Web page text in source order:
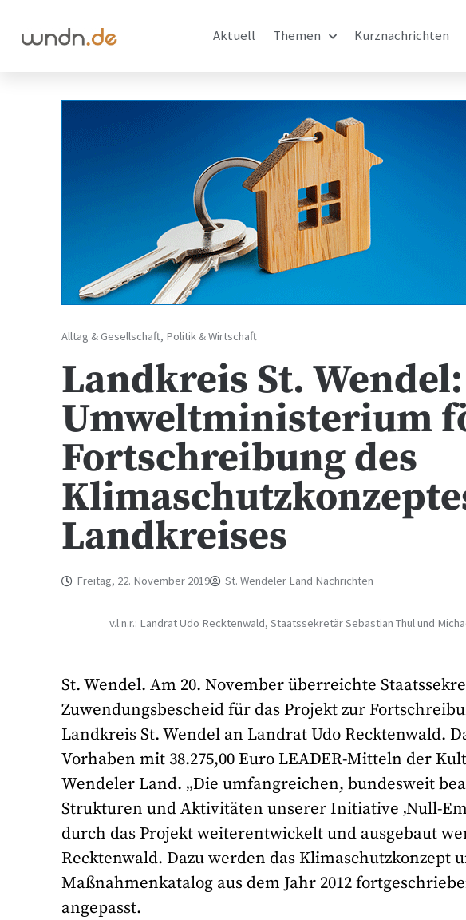
Aktuell Themen Kurznachrichten
Alltag & Gesellschaft, Politik & Wirtschaft
Landkreis St. Wendel:
Umweltministerium
Fortschreibung des
Landkreises
Freitag, 22. November 2019 St. Wendeler Land Nachrichten
v.l.n.r.: Landrat Udo Recktenwald, Staatssekretär Sebastian Thul und
St. Wendel. Am 20. November überreichte
Zuwendungsbescheid für das Projekt zur
Landkreis St. Wendel an Landrat Udo Recktenwald.
Vorhaben mit 38.275,00 Euro LEADER-Mitteln der
Wendeler Land. „Die umfangreichen, bundesweit
Strukturen und Aktivitäten unserer Initiative ‚Null-
durch das Projekt weiterentwickelt und ausgebaut
Recktenwald. Dazu werden das Klimaschutzkonzept
Maßnahmenkatalog aus dem Jahr 2012
angepasst.